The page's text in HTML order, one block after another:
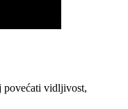
povećati vidljivost,